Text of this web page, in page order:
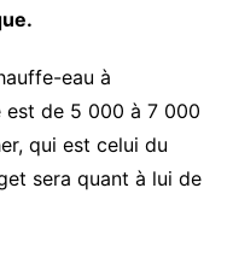
eau à
est de 5 000 à 7 000
qui est celui du
sera quant à lui de